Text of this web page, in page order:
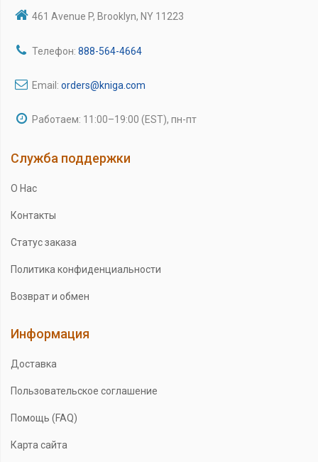
461 Avenue P, Brooklyn, NY 11223
Телефон: 888-564-4664
Email: orders@kniga.com
Работаем: 11:00–19:00 (EST), пн-пт
Служба поддержки
О Нас
Контакты
Статус заказа
Политика конфиденциальности
Возврат и обмен
Информация
Доставка
Пользовательское соглашение
Помощь (FAQ)
Карта сайта